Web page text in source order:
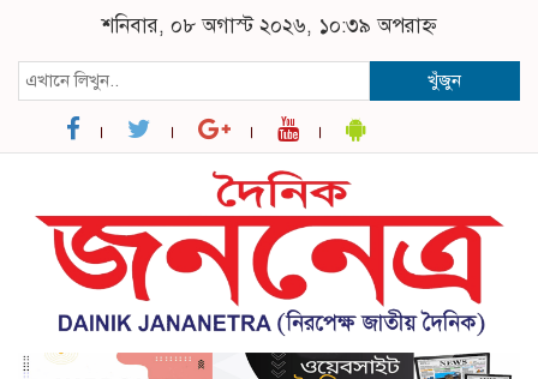
শনিবার, ০৮ অগাস্ট ২০২৬, ১০:৩৯ অপরাহ্ন
খুঁজুন